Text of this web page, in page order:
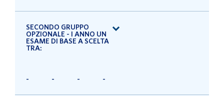
SECONDO GRUPPO
OPZIONALE - I ANNO UN
ESAME DI BASE A SCELTA
TRA:
- - - -